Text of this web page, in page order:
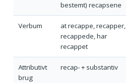
bestemt) recapsene
Verbum
at recappe, recapper,
recappede, har
recappet
Attributivt
brug
recap- + substantiv